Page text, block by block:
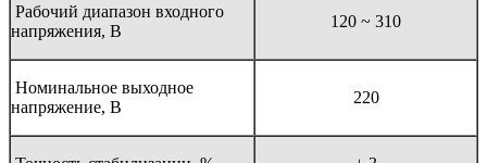
Рабочий диапазон входного
напряжения, В
120 ~ 310
Номинальное выходное
напряжение, В
220